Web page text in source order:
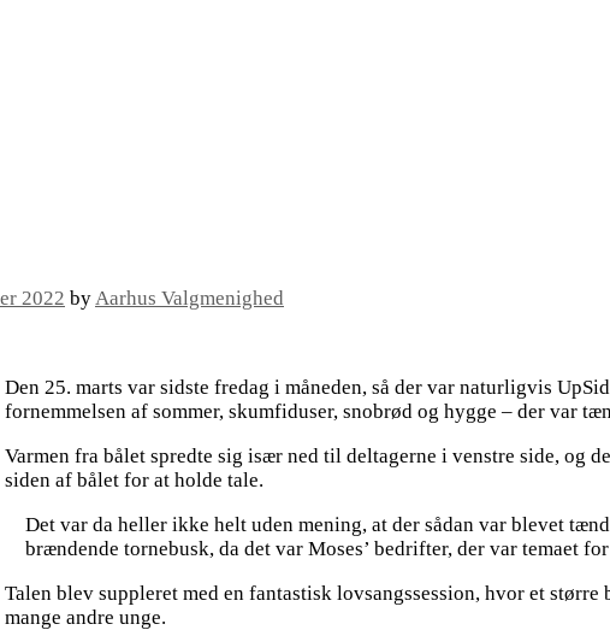
2022 byAarhus Valgmenighed
Den 25. marts var sidste fredag i måneden, så der var naturligvis
fornemmelsen af sommer, skumfiduser, snobrød og hygge – der var
Varmen fra bålet spredte sig især ned til deltagerne i venstre side, og
siden af bålet for at holde tale.
Det var da heller ikke helt uden mening, at der sådan var blevet
brændende tornebusk, da det var Moses’ bedrifter, der var temaet
Talen blev suppleret med en fantastisk lovsangssession, hvor et
mange andre unge.